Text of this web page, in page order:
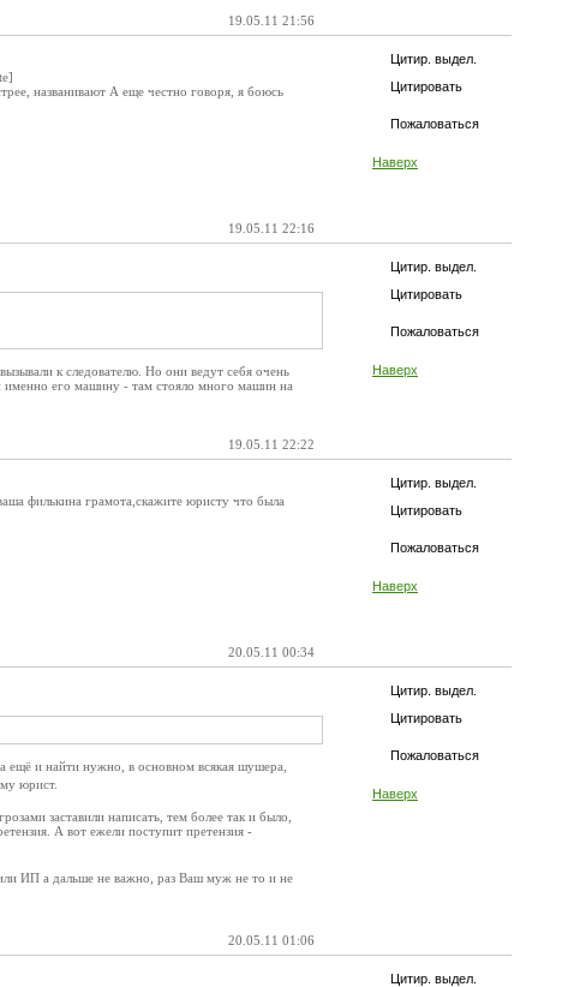
19.05.11 21:56
Цитир. выдел.
Цитировать
Пожаловаться
Наверх
названивают А еще честно говоря, я боюсь
19.05.11 22:16
Цитир. выдел.
Цитировать
Пожаловаться
Наверх
к следователю. Но они ведут себя очень
именно его машину - там стояло много машин на
19.05.11 22:22
Цитир. выдел.
Цитировать
Пожаловаться
Наверх
филькина грамота,скажите юристу что была
20.05.11 00:34
Цитир. выдел.
Цитировать
Пожаловаться
Наверх
ещё и найти нужно, в основном всякая шушера,
юрист.
заставили написать, тем более так и было,
А вот ежели поступит претензия -
или ИП а дальше не важно, раз Ваш муж не то и не
20.05.11 01:06
Цитир. выдел.